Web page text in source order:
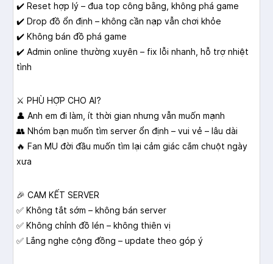
✔️ Reset hợp lý – đua top công bằng, không phá game
✔️ Drop đồ ổn định – không cần nạp vẫn chơi khỏe
✔️ Không bán đồ phá game
✔️ Admin online thường xuyên – fix lỗi nhanh, hỗ trợ nhiệt
tình
⚔️ PHÙ HỢP CHO AI?
👤 Anh em đi làm, ít thời gian nhưng vẫn muốn mạnh
👥 Nhóm bạn muốn tìm server ổn định – vui vẻ – lâu dài
🔥 Fan MU đời đầu muốn tìm lại cảm giác cắm chuột ngày
xưa
🎉 CAM KẾT SERVER
✅ Không tắt sớm – không bán server
✅ Không chỉnh đồ lén – không thiên vị
✅ Lắng nghe cộng đồng – update theo góp ý